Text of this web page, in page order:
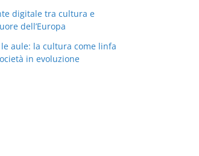
digitale tra cultura e
dell’Europa
aule: la cultura come linfa
in evoluzione